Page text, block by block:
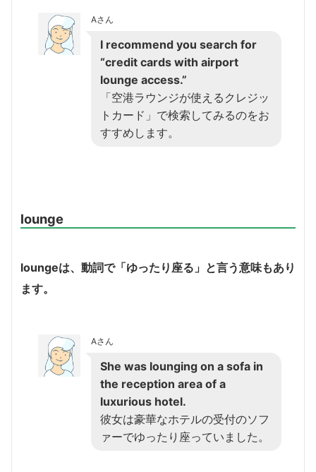
Aさん
I recommend you search for
“credit cards with airport
lounge access.”
「空港ラウンジが使えるクレジッ
トカード」で検索してみるのをお
すすめします。
lounge
loungeは、動詞で「ゆったり座る」と言う意味もあり
ます。
Aさん
She was lounging on a sofa in
the reception area of a
luxurious hotel.
彼女は豪華なホテルの受付のソフ
ァーでゆったり座っていました。